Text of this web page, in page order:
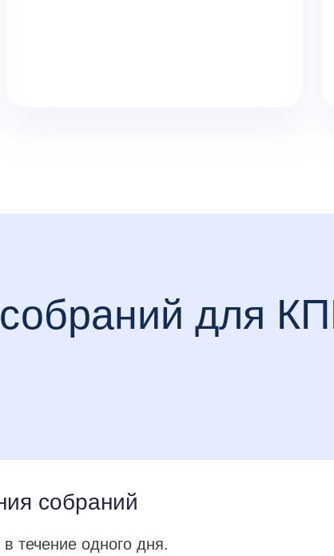
для
собраний
течение одного дня.